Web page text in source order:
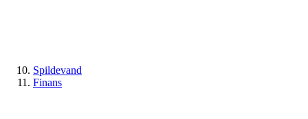
Spildevand
Finans